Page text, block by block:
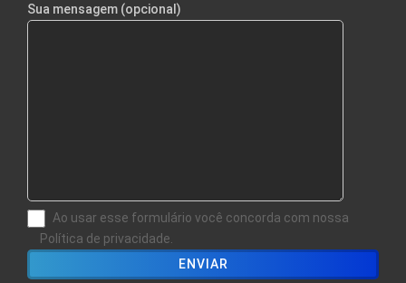
Sua mensagem (opcional)
Ao usar esse formulário você concorda com nossa
Política de privacidade.